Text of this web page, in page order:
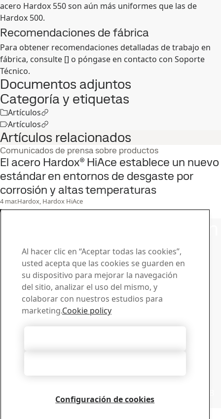
acero Hardox 550 son aún más uniformes que las de
Hardox 500.
Recomendaciones de fábrica
Para obtener recomendaciones detalladas de trabajo en
fábrica, consulte [] o póngase en contacto con Soporte
Técnico.
Documentos adjuntos
Categoría y etiquetas
Artículos
Artículos
Artículos relacionados
Comunicados de prensa sobre productos
El acero Hardox® HiAce establece un nuevo
estándar en entornos de desgaste por
corrosión y altas temperaturas
4 mar.Hardox, Hardox HiAce
SSAB
Póngase en contacto con nosotros
¿Cómo podemos ayudarle?
Consultar contactos
Centro de descargas
Busque y descargue de folletos, certificados y otros
Suscríbase a los boletines de
Al hacer clic en “Aceptar todas las cookies”,
usted acepta que las cookies se guarden en
su dispositivo para mejorar la navegación
del sitio, analizar el uso del mismo, y
colaborar con nuestros estudios para
marketing.Cookie policy
Configuración de cookies